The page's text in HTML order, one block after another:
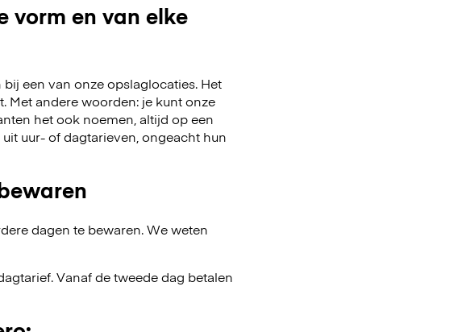
vorm en van elke
een van onze opslaglocaties. Het
Met andere woorden: je kunt onze
het ook noemen, altijd op een
uur- of dagtarieven, ongeacht hun
dagen te bewaren. We weten
Vanaf de tweede dag betalen